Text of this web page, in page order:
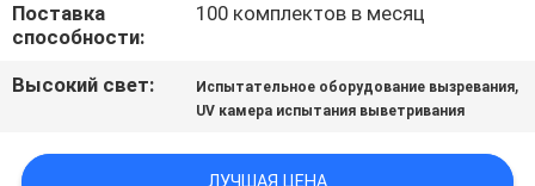
VR
SHOW
SITEMAP
Поставка
способности:
100 комплектов в месяц
Высокий свет: Испытательное оборудование вызревания,
UV камера испытания выветривания
ЛУЧШАЯ ЦЕНА